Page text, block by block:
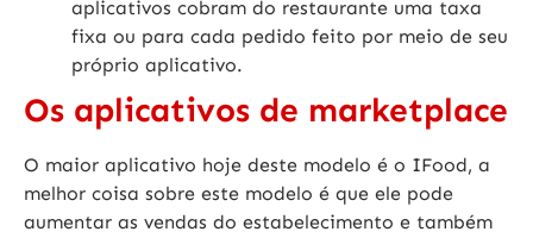
aplicativos cobram do restaurante uma taxa
fixa ou para cada pedido feito por meio de seu
próprio aplicativo.
Os aplicativos de marketplace
O maior aplicativo hoje deste modelo é o IFood, a
melhor coisa sobre este modelo é que ele pode
aumentar as vendas do estabelecimento e também